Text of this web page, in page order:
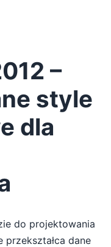
–
style
dla
do projektowania
dane